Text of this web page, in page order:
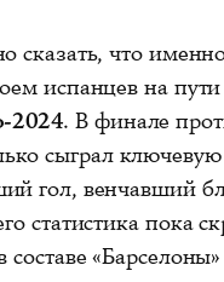
сказать, что
испанцев на
2024. В финале
сыграл
гол, венчавший
статистика пока